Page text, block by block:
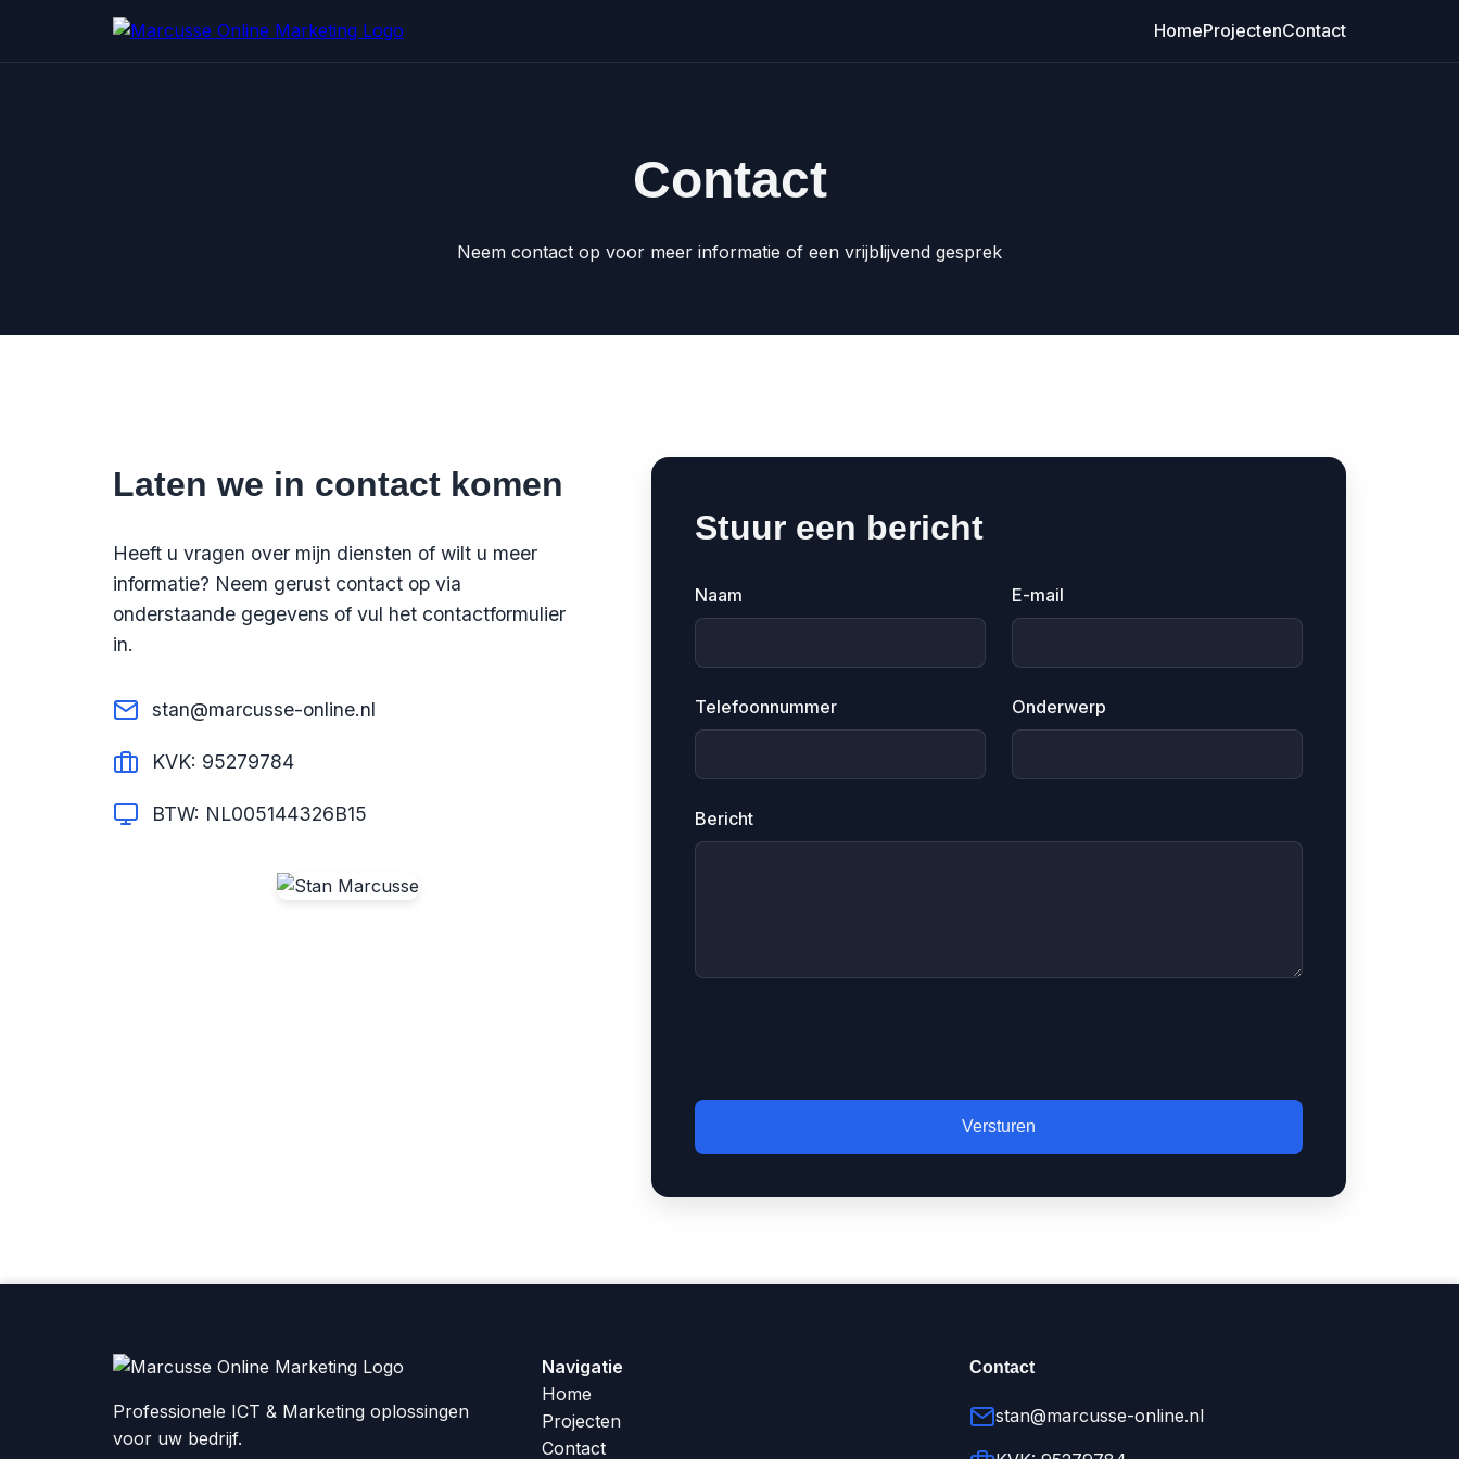
HomeProjectenContact
Contact
Neem contact op voor meer informatie of een vrijblijvend gesprek
Laten we in contact komen
Heeft u vragen over mijn diensten of wilt u meer
informatie? Neem gerust contact op via
onderstaande gegevens of vul het contactformulier
in.
stan@marcusse-online.nl
KVK: 95279784
BTW: NL005144326B15
Stuur een bericht
Naam E-mail
Telefoonnummer Onderwerp
Bericht
Versturen
Professionele ICT & Marketing oplossingen
voor uw bedrijf.
Navigatie
Home
Projecten
Contact
Contact
stan@marcusse-online.nl